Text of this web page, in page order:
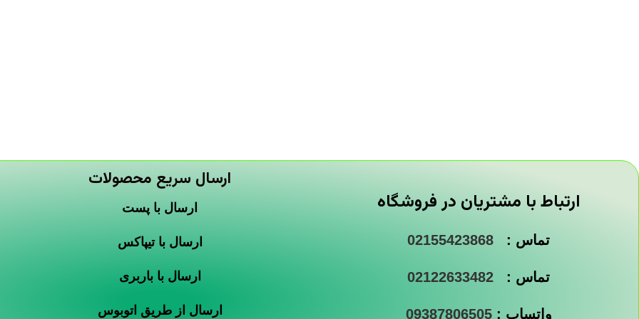
ارتباط با مشتریان در فروشگاه
تماس : 02155423868
تماس : 02122633482
واتساپ :09387806505
ارسال سریع محصولات
ارسال با پست
ارسال با تیپاکس
ارسال با باربری
ارسال از طریق اتوبوس